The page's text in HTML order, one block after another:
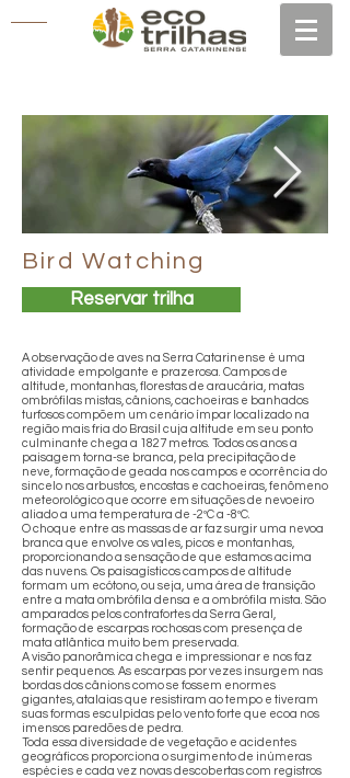
Bird Watching
Reservar trilha
A observação de aves na Serra Catarinense é uma
atividade empolgante e prazerosa. Campos de
altitude, montanhas, florestas de araucária, matas
ombrófilas mistas, cânions, cachoeiras e banhados
turfosos compõem um cenário ímpar localizado na
região mais fria do Brasil cuja altitude em seu ponto
culminante chega a 1827 metros. Todos os anos a
paisagem torna-se branca, pela precipitação de
neve, formação de geada nos campos e ocorrência do
sincelo nos arbustos, encostas e cachoeiras, fenômeno
meteorológico que ocorre em situações de nevoeiro
aliado a uma temperatura de -2ºC a -8ºC.
O choque entre as massas de ar faz surgir uma nevoa
branca que envolve os vales, picos e montanhas,
proporcionando a sensação de que estamos acima
das nuvens. Os paisagísticos campos de altitude
formam um ecótono, ou seja, uma área de transição
entre a mata ombrófila densa e a ombrófila mista. São
amparados pelos contrafortes da Serra Geral,
formação de escarpas rochosas com presença de
mata atlântica muito bem preservada.
A visão panorâmica chega e impressionar e nos faz
sentir pequenos. As escarpas por vezes insurgem nas
bordas dos cânions como se fossem enormes
gigantes, atalaias que resistiram ao tempo e tiveram
suas formas esculpidas pelo vento forte que ecoa nos
imensos paredões de pedra.
Toda essa diversidade de vegetação e acidentes
geográficos proporciona o surgimento de inúmeras
espécies e cada vez novas descobertas com registros